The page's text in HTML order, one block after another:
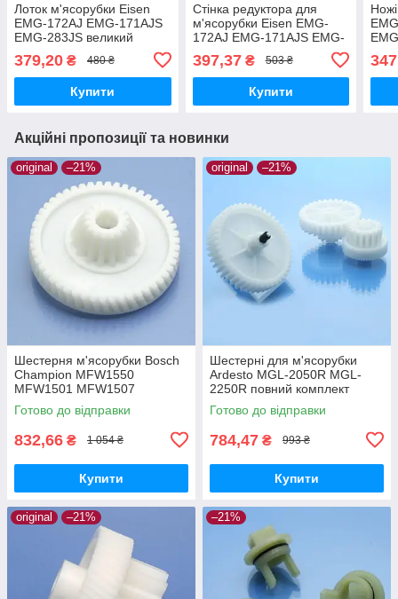
Лоток м'ясорубки Eisen
EMG-172АJ EMG-171АJS
EMG-283JS великий
379,20 ₴ 480 ₴
Купити
Стінка редуктора для
м'ясорубки Eisen EMG-
172АJ EMG-171АJS EMG-
397,37₴ 503 ₴
Купити
Акційні пропозиції та новинки
original –21%
Шестерня м'ясорубки Bosch
Champion MFW1550
MFW1501 MFW1507
MFW1511 MFW1545 SFW1
CNFW2 оригінал Ø68 h25
Готово до відправки
832,66 ₴ 1 054 ₴
Купити
original –21%
Шестерні для м'ясорубки
Ardesto MGL-2050R MGL-
2250R повний комплект
оригінал харчовий пластик
Готово до відправки
784,47 ₴ 993 ₴
Купити
original –21% –21%